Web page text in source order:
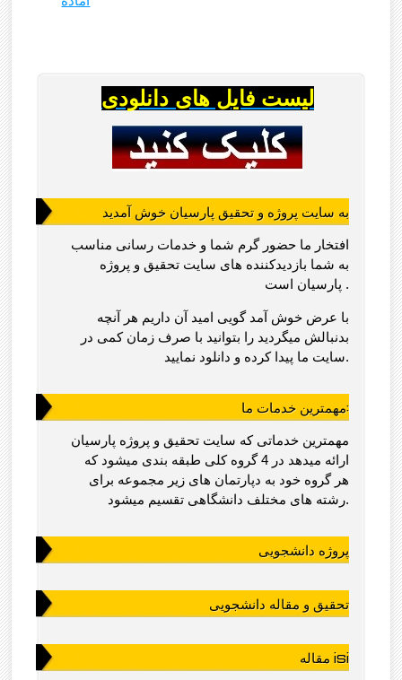
لیست فایل های دانلودی
به سایت پروژه و تحقیق پارسیان خوش آمدید
افتخار ما حضور گرم شما و خدمات رسانی مناسب
به شما بازدیدکننده های سایت تحقیق و پروژه
پارسیان است .
با عرض خوش آمد گویی امید آن داریم هر آنچه
بدنبالش میگردید را بتوانید با صرف زمان کمی در
سایت ما پیدا کرده و دانلود نمایید.
مهمترین خدمات ما:
مهمترین خدماتی که سایت تحقیق و پروژه پارسیان
ارائه میدهد در 4 گروه کلی طبقه بندی میشود که
هر گروه خود به دپارتمان های زیر مجموعه برای
رشته های مختلف دانشگاهی تقسیم میشود.
پروژه دانشجویی
تحقیق و مقاله دانشجویی
مقاله isi